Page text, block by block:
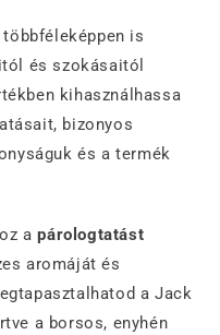
is
és szokásaitól
kihasználhassa
bizonyos
és a termék
apárologtatást
aromáját és
a Jack
a borsos, enyhén